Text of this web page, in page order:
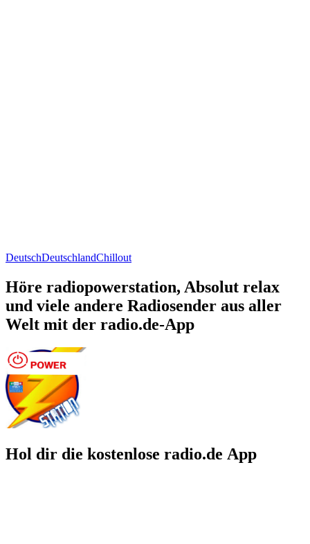
DeutschDeutschlandChillout
Höre radiopowerstation, Absolut relax
und viele andere Radiosender aus aller
Welt mit der radio.de-App
Hol dir die kostenlose radio.de App